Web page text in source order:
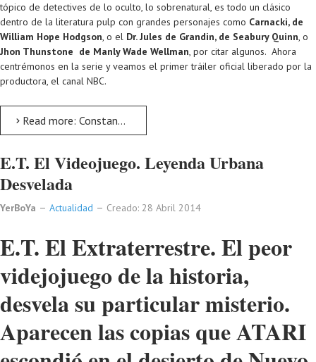
tópico de detectives de lo oculto, lo sobrenatural, es todo un clásico
dentro de la literatura pulp con grandes personajes como Carnacki, de
William Hope Hodgson, o el Dr. Jules de Grandin, de Seabury Quinn, o
Jhon Thunstone de Manly Wade Wellman, por citar algunos. Ahora
centrémonos en la serie y veamos el primer tráiler oficial liberado por la
productora, el canal NBC.
Read more: Constantine. Nueva Serie TV. Trailer
E.T. El Videojuego. Leyenda Urbana
Desvelada
YerBoYa Actualidad Creado: 28 Abril 2014
E.T. El Extraterrestre. El peor
videjojuego de la historia,
desvela su particular misterio.
Aparecen las copias que ATARI